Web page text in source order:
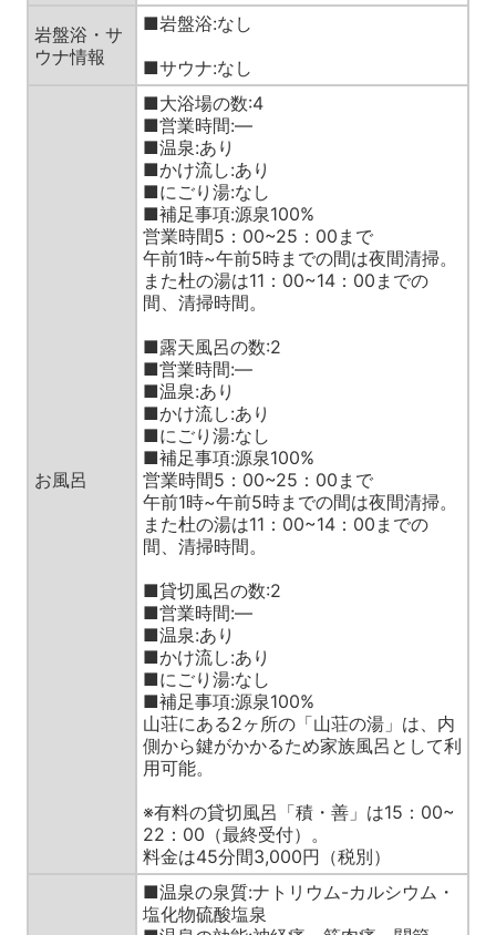
岩盤浴・サ
ウナ情報
■岩盤浴:なし
■サウナ:なし
お風呂
■大浴場の数:4
■営業時間:—
■温泉:あり
■かけ流し:あり
■にごり湯:なし
■補足事項:源泉100%
営業時間5：00~25：00まで
午前1時~午前5時までの間は夜間清掃。
また杜の湯は11：00~14：00までの
間、清掃時間。
■露天風呂の数:2
■営業時間:—
■温泉:あり
■かけ流し:あり
■にごり湯:なし
■補足事項:源泉100%
営業時間5：00~25：00まで
午前1時~午前5時までの間は夜間清掃。
また杜の湯は11：00~14：00までの
間、清掃時間。
■貸切風呂の数:2
■営業時間:—
■温泉:あり
■かけ流し:あり
■にごり湯:なし
■補足事項:源泉100%
山荘にある2ヶ所の「山荘の湯」は、内
側から鍵がかかるため家族風呂として利
用可能。
※有料の貸切風呂「積・善」は15：00~
22：00（最終受付）。
料金は45分間3,000円（税別）
■温泉の泉質:ナトリウム-カルシウム・
塩化物硫酸塩泉